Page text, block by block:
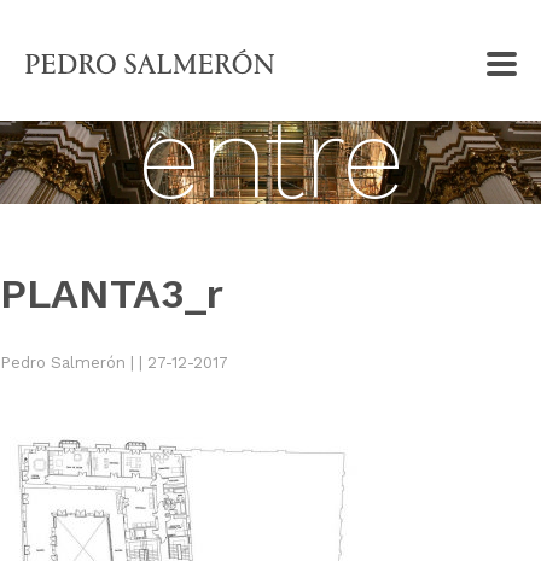
entre
andamios
PLANTA3_r
Pedro Salmerón | | 27-12-2017